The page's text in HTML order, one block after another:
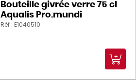
Bouteille givrée verre 75 cl
Aqualis Pro.mundi
Réf : E1040510